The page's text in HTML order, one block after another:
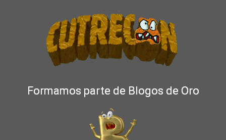
Formamos parte de Blogos de Oro